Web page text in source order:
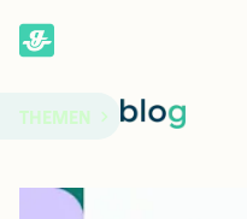
THEMEN